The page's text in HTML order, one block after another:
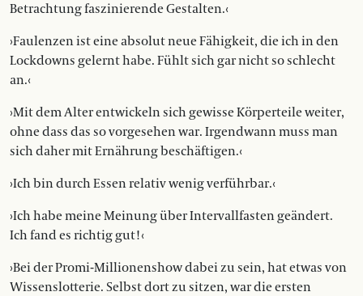
Betrachtung faszinierende Gestalten.‹
›Faulenzen ist eine absolut neue Fähigkeit, die ich in den
Lockdowns gelernt habe. Fühlt sich gar nicht so schlecht
an.‹
›Mit dem Alter entwickeln sich gewisse Körperteile weiter,
ohne dass das so vorgesehen war. Irgendwann muss man
sich daher mit Ernährung beschäftigen.‹
›Ich bin durch Essen relativ wenig verführbar.‹
›Ich habe meine Meinung über Intervallfasten geändert.
Ich fand es richtig gut! ‹
›Bei der Promi-Millionenshow dabei zu sein, hat etwas von
Wissenslotterie. Selbst dort zu sitzen, war die ersten